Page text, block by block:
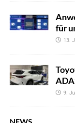
für
13.
9.